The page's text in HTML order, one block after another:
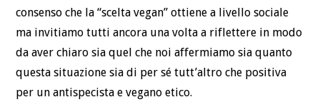
consenso che la “scelta vegan” ottiene a livello sociale
ma invitiamo tutti ancora una volta a riflettere in modo
da aver chiaro sia quel che noi affermiamo sia quanto
questa situazione sia di per sé tutt’altro che positiva
per un antispecista e vegano etico.